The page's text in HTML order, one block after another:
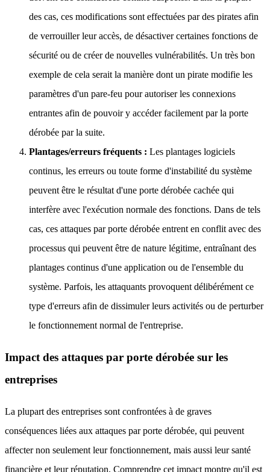
des cas, ces modifications sont effectuées par des pirates afin
de verrouiller leur accès, de désactiver certaines fonctions de
sécurité ou de créer de nouvelles vulnérabilités. Un très bon
exemple de cela serait la manière dont un pirate modifie les
paramètres d'un pare-feu pour autoriser les connexions
entrantes afin de pouvoir y accéder facilement par la porte
dérobée par la suite.
Plantages/erreurs fréquents : Les plantages logiciels
continus, les erreurs ou toute forme d'instabilité du système
peuvent être le résultat d'une porte dérobée cachée qui
interfère avec l'exécution normale des fonctions. Dans de tels
cas, ces attaques par porte dérobée entrent en conflit avec des
processus qui peuvent être de nature légitime, entraînant des
plantages continus d'une application ou de l'ensemble du
système. Parfois, les attaquants provoquent délibérément ce
type d'erreurs afin de dissimuler leurs activités ou de perturber
le fonctionnement normal de l'entreprise.
Impact des attaques par porte dérobée sur les
entreprises
La plupart des entreprises sont confrontées à de graves
conséquences liées aux attaques par porte dérobée, qui peuvent
affecter non seulement leur fonctionnement, mais aussi leur santé
financière et leur réputation. Comprendre cet impact montre qu'il est